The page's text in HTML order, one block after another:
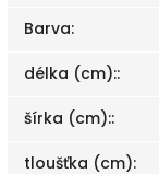
Barva:
délka (cm)::
šírka (cm)::
tloušťka (cm):